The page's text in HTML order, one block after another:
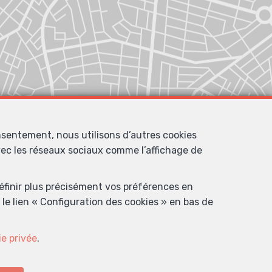
nous utilisons d’autres cookies
les réseaux sociaux comme l’affichage de
plus précisément vos préférences en
lien « Configuration des cookies » en bas de
privée.